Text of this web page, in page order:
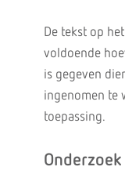
De tekst op
voldoende
is gegeven
ingenomen te
toepassing.
Onderzoek